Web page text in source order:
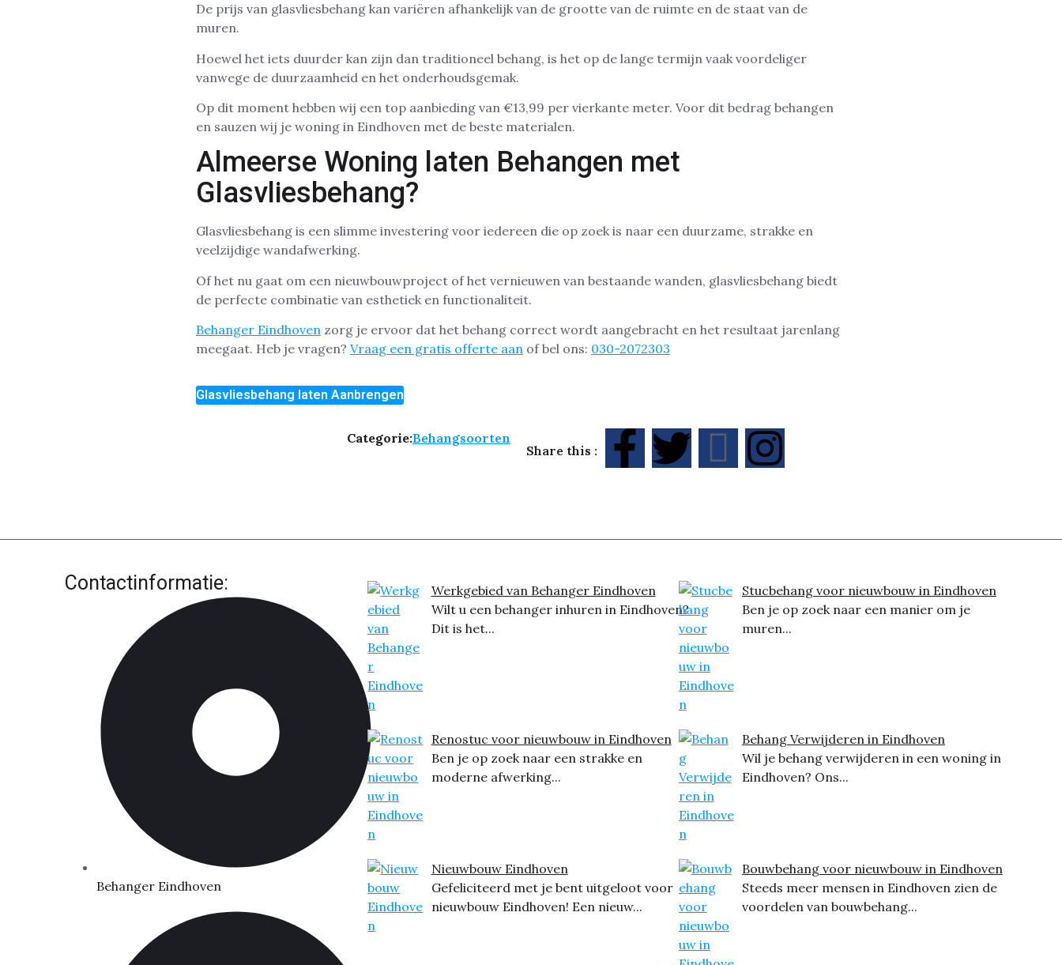
De prijs van glasvliesbehang kan variëren afhankelijk van de grootte van de ruimte en de staat van de
muren.
Hoewel het iets duurder kan zijn dan traditioneel behang, is het op de lange termijn vaak voordeliger
vanwege de duurzaamheid en het onderhoudsgemak.
Op dit moment hebben wij een top aanbieding van €13,99 per vierkante meter. Voor dit bedrag behangen
en sauzen wij je woning in Eindhoven met de beste materialen.
Almeerse Woning laten Behangen met
Glasvliesbehang?
Glasvliesbehang is een slimme investering voor iedereen die op zoek is naar een duurzame, strakke en
veelzijdige wandafwerking.
Of het nu gaat om een nieuwbouwproject of het vernieuwen van bestaande wanden, glasvliesbehang biedt
de perfecte combinatie van esthetiek en functionaliteit.
Behanger Eindhoven zorg je ervoor dat het behang correct wordt aangebracht en het resultaat jarenlang
meegaat. Heb je vragen? Vraag een gratis offerte aan of bel ons: 030-2072303
Glasvliesbehang laten Aanbrengen
Categorie:Behangsoorten
Share this :
Contactinformatie:
Behanger Eindhoven
Werkgebied van Behanger Eindhoven
Wilt u een behanger inhuren in Eindhoven?
Dit is het...
Renostuc voor nieuwbouw in Eindhoven
Ben je op zoek naar een strakke en
moderne afwerking...
Nieuwbouw Eindhoven
Gefeliciteerd met je bent uitgeloot voor
nieuwbouw Eindhoven! Een nieuw...
Stucbehang voor nieuwbouw in Eindhoven
Ben je op zoek naar een manier om je
muren...
Behang Verwijderen in Eindhoven
Wil je behang verwijderen in een woning in
Eindhoven? Ons...
Bouwbehang voor nieuwbouw in Eindhoven
Steeds meer mensen in Eindhoven zien de
voordelen van bouwbehang...